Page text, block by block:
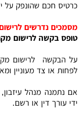
כרטיס חכם שהונפק על
מסמכים נדרשים
טופס בקשה לרישום
על הבקשה לרישום
לפחות או צד מעוניין
אם נתמנה מנהל
ידי עורך דין או רשם.